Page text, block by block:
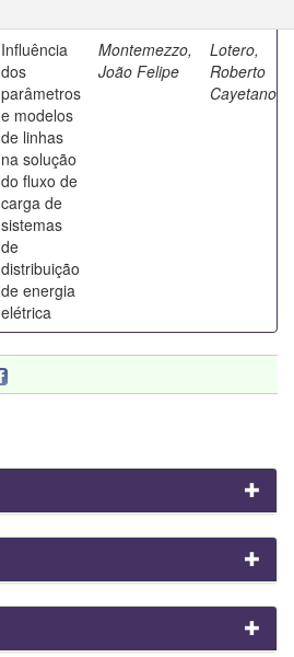
Influência
dos
parâmetros
e modelos
de linhas
na solução
do fluxo de
carga de
sistemas
de
distribuição
de energia
elétrica
Montemezzo,
João Felipe
Lotero,
Roberto
Cayetano